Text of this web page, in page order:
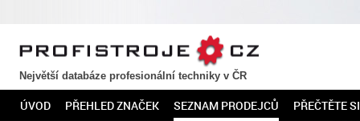
PROFISTROJE.CZ
Největší databáze profesionální techniky v ČR
ÚVOD PŘEHLED ZNAČEK SEZNAM PRODEJCŮ PŘEČTĚTE SI